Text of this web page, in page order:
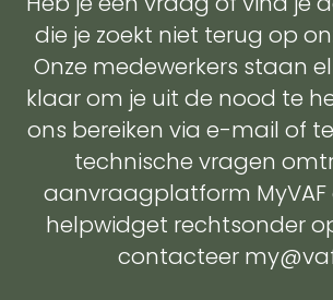
die je zoekt niet terug op
Onze medewerkers staan
klaar om je uit de nood te
ons bereiken via e-mail of
technische vragen
aanvraagplatform MyVAF
helpwidget rechtsonder
contacteer